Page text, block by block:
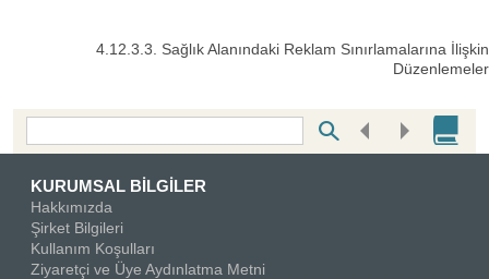
4.12.3.3. Sağlık Alanındaki Reklam Sınırlamalarına İlişkin
Düzenlemeler
Bottom Search Toolbar Highlight Text
KURUMSAL BİLGİLER
Hakkımızda
Şirket Bilgileri
Kullanım Koşulları
Ziyaretçi ve Üye Aydınlatma Metni